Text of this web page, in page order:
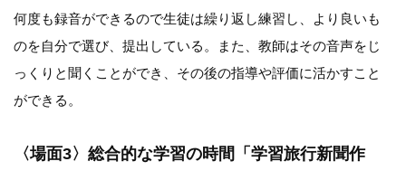
何度も録音ができるので生徒は繰り返し練習し、より良いも
のを自分で選び、提出している。また、教師はその音声をじ
っくりと聞くことができ、その後の指導や評価に活かすこと
ができる。
〈場面3〉総合的な学習の時間「学習旅行新聞作